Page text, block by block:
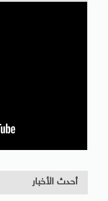
أحدث الأخبار